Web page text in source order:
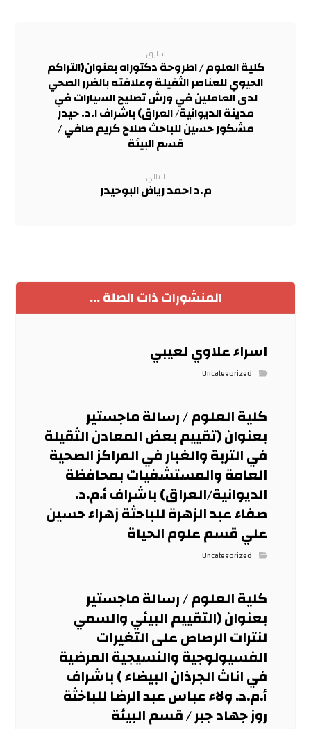
سابق
كلية العلوم / اطروحة دكتوراه بعنوان(التراكم
الحيوي للعناصر الثقيلة وعلاقته بالضرر الصحي
لدى العاملين في ورش تصليح السيارات في
مدينة الديوانية/ العراق) باشراف ا.د. حيدر
مشكور حسين للباحث صلاح كريم صافي /
قسم البيئة
التالي
م.د احمد رياض البوحيدر
المنشورات ذات الصلة ...
اسراء علاوي لعيبي
Uncategorized
كلية العلوم / رسالة ماجستير
بعنوان (تقييم بعض المعادن الثقيلة
في التربة والغبار في المراكز الصحية
العامة والمستشفيات بمحافظة
الديوانية/العراق) باشراف أ.م.د.
صفاء عبد الزهرة للباحثة زهراء حسين
علي قسم علوم الحياة
Uncategorized
كلية العلوم / رسالة ماجستير
بعنوان (التقييم البيئي والسمي
لنترات الرصاص على التغيرات
الفسيولوجية والنسيجية المرضية
في اناث الجرذان البيضاء ) باشراف
أ.م.د. ولاء عباس عبد الرضا للباخثة
روز جهاد جبر / قسم البيئة